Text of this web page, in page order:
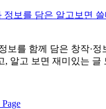
정보를 담은 알고보면
보를 함께 담은 창작·
, 알고 보면 재미있는 글
Page